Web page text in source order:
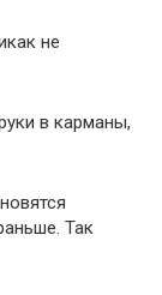
не
в карманы,
Так